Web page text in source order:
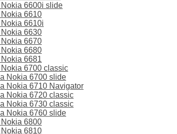
6600i slide
6610
6610i
6630
6670
6680
6681
6700 classic
Nokia 6700 slide
Nokia 6710 Navigator
Nokia 6720 classic
Nokia 6730 classic
Nokia 6760 slide
6800
6810